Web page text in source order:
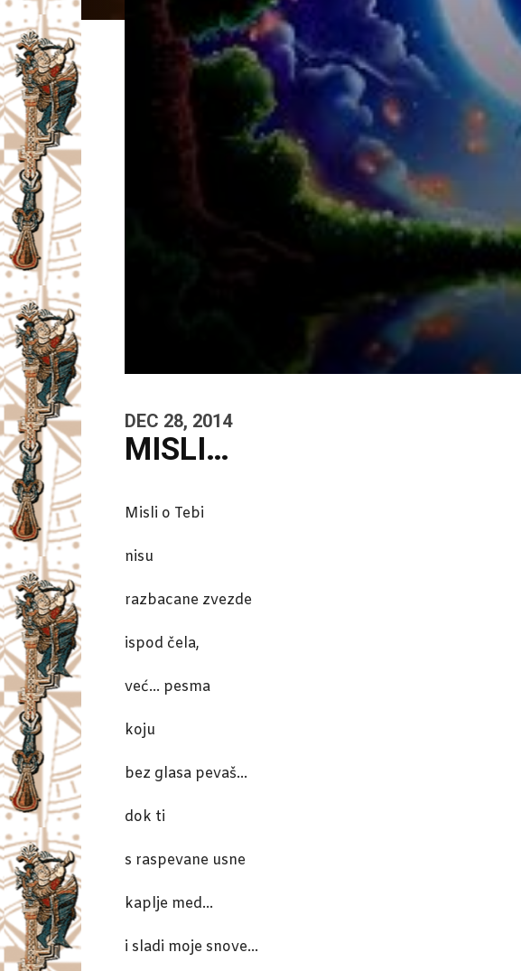
DEC 28, 2014
MISLI…
Misli o Tebi
nisu
razbacane zvezde
ispod čela,
već… pesma
koju
bez glasa pevaš…
dok ti
s raspevane usne
kaplje med…
i sladi moje snove…